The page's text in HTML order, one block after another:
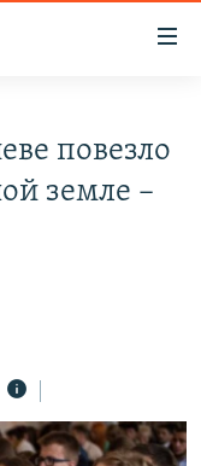
повезло
земле –